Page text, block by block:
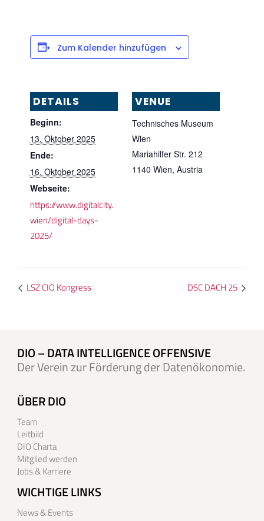
Zum Kalender hinzufügen
DETAILS
Beginn:
13. Oktober 2025
Ende:
16. Oktober 2025
Webseite:
https://www.digitalcity.
wien/digital-days-
2025/
VENUE
Technisches Museum
Wien
Mariahilfer Str. 212
1140 Wien, Austria
LSZ CIO Kongress DSC DACH 25
DIO – DATA INTELLIGENCE OFFENSIVE
Der Verein zur Förderung der Datenökonomie.
ÜBER DIO
Team
Leitbild
DIO Charta
Mitglied werden
Jobs & Karriere
WICHTIGE LINKS
News & Events